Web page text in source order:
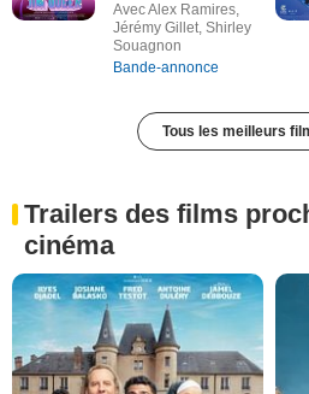
Avec Alex Ramires,
Jérémy Gillet, Shirley
Souagnon
Bande-annonce
Tous les meilleurs
Trailers des films
cinéma